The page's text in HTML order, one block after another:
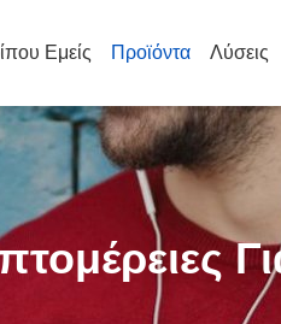
Εμείς Προϊόντα Λύσεις